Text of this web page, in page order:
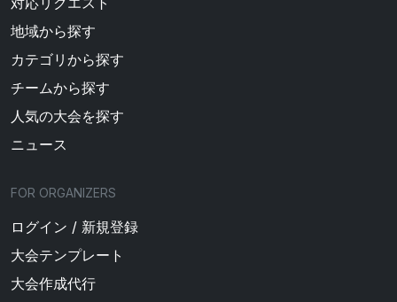
地域から探す
カテゴリから探す
チームから探す
人気の大会を探す
ニュース
FOR ORGANIZERS
ログイン / 新規登録
大会テンプレート
大会作成代行